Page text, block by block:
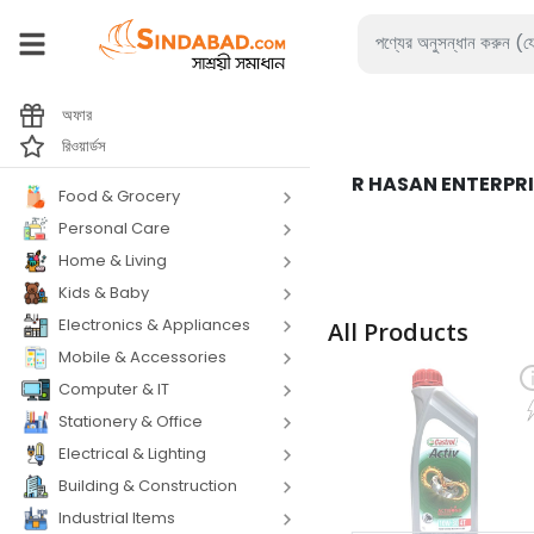
অফার
রিওয়ার্ডস
Food & Grocery
Personal Care
Home & Living
Kids & Baby
Electronics & Appliances
Mobile & Accessories
Computer & IT
Stationery & Office
Electrical & Lighting
Building & Construction
Industrial Items
R HASAN
All Products